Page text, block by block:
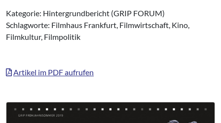
Kategorie: Hintergrundbericht (GRIP FORUM)
Schlagworte: Filmhaus Frankfurt, Filmwirtschaft, Kino,
Filmkultur, Filmpolitik
Artikel im PDF aufrufen